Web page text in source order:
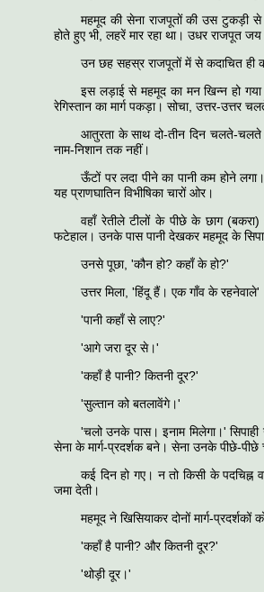
महमूद की सेना राजपूतों की उस टुकड़ी
होते हुए भी, लहरें मार रहा था। उधर राजपूत
उन छह सहस्र राजपूतों में से कदाचित
इस लड़ाई से महमूद का मन खिन्न हो
रेगिस्तान का मार्ग पकड़ा। सोचा, उत्तर-उत्तर
आतुरता के साथ दो-तीन दिन चलते-चलते
नाम-निशान तक नहीं।
ऊँटों पर लदा पीने का पानी कम होने
यह प्राणघातिन विभीषिका चारों ओर।
वहाँ रेतीले टीलों के पीछे के छाग
फटेहाल। उनके पास पानी देखकर महमूद के
उनसे पूछा, 'कौन हो? कहाँ के हो?'
उत्तर मिला, 'हिंदू हैं। एक गाँव के रहनेवाले'
'पानी कहाँ से लाए?'
'आगे जरा दूर से।'
'कहाँ है पानी? कितनी दूर?'
'सुल्तान को बतलावेंगे।'
'चलो उनके पास। इनाम मिलेगा।'
सेना के मार्ग-प्रदर्शक बने। सेना उनके पीछे-
कई दिन हो गए। न तो किसी के
जमा देती।
महमूद ने खिसियाकर दोनों मार्ग-प्रदर्शकों
'कहाँ है पानी? और कितनी दूर?'
'थोड़ी दूर।'